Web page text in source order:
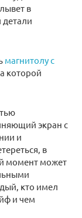
в
магнитолу с
которой
экран с
и
в
момент может
кто имел
и чем